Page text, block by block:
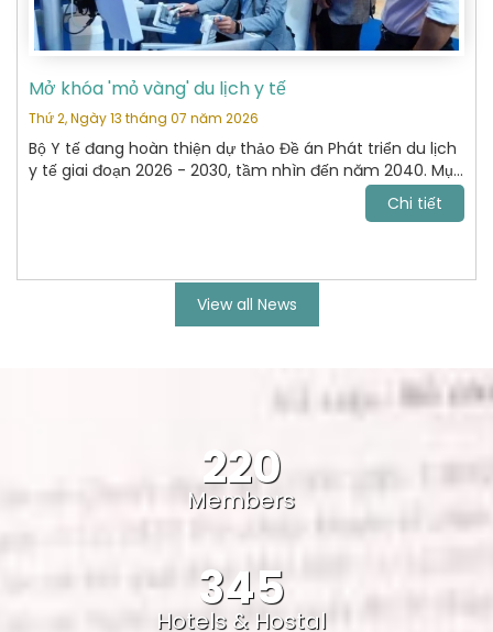
Mở khóa 'mỏ vàng' du lịch y tế
Thứ 2, Ngày 13 tháng 07 năm 2026
Bộ Y tế đang hoàn thiện dự thảo Đề án Phát triển du lịch
y tế giai đoạn 2026 - 2030, tầm nhìn đến năm 2040. Mục
tiêu tới năm 2030, VN trở thành điểm đến chăm sóc sức
khỏe uy tín, cạnh tranh trong khu vực Đông Nam Á và
Chi tiết
View all News
220
Members
345
Hotels & Hostal